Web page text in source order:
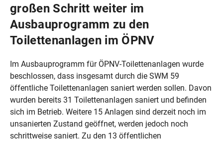
großen Schritt weiter im
Ausbauprogramm zu den
Toilettenanlagen im ÖPNV
Im Ausbauprogramm für ÖPNV-Toilettenanlagen wurde
beschlossen, dass insgesamt durch die SWM 59
öffentliche Toilettenanlagen saniert werden sollen. Davon
wurden bereits 31 Toilettenanlagen saniert und befinden
sich im Betrieb. Weitere 15 Anlagen sind derzeit noch im
unsanierten Zustand geöffnet, werden jedoch noch
schrittweise saniert. Zu den 13 öffentlichen